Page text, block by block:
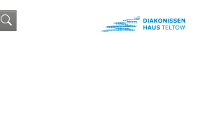
Suchformular